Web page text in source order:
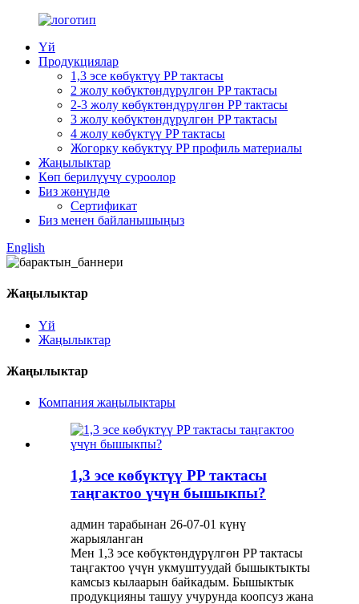
Үй
Продукциялар
1,3 эсе көбүктүү PP тактасы
2 жолу көбүктөндүрүлгөн PP тактасы
2-3 жолу көбүктөндүрүлгөн PP тактасы
3 жолу көбүктөндүрүлгөн PP тактасы
4 жолу көбүктүү PP тактасы
Жогорку көбүктүү PP профиль материалы
Жаңылыктар
Көп берилүүчү суроолор
Биз жөнүндө
Сертификат
Биз менен байланышыңыз
English
Жаңылыктар
Үй
Жаңылыктар
Жаңылыктар
Компания жаңылыктары
1,3 эсе көбүктүү PP тактасы
таңгактоо үчүн бышыкпы?
админ тарабынан 26-07-01 күнү
жарыяланган
Мен 1,3 эсе көбүктөндүрүлгөн PP тактасы
таңгактоо үчүн укмуштуудай бышыктыкты
камсыз кылаарын байкадым. Бышыктык
продукцияны ташуу учурунда коопсуз жана